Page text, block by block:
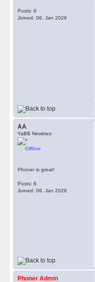
Posts: 6
Joined: 06. Jan 2026
AA
YaBB Newbies
Offline
Phoner is great!
Posts: 6
Joined: 06. Jan 2026
Phoner Admin